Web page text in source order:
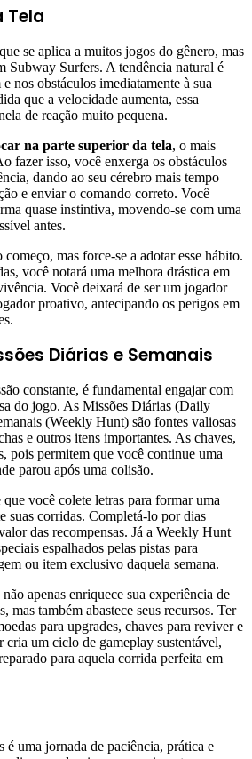
Tela
se aplica a muitos jogos do gênero, mas
Subway Surfers. A tendência natural é
nos obstáculos imediatamente à sua
que a velocidade aumenta, essa
de reação muito pequena.
na parte superior da tela, o mais
fazer isso, você enxerga os obstáculos
dando ao seu cérebro mais tempo
e enviar o comando correto. Você
quase instintiva, movendo-se com uma
antes.
mas force-se a adotar esse hábito.
você notará uma melhora drástica em
Você deixará de ser um jogador
proativo, antecipando os perigos em
Diárias e Semanais
constante, é fundamental engajar com
do jogo. As Missões Diárias (Daily
(Weekly Hunt) são fontes valiosas
e outros itens importantes. As chaves,
pois permitem que você continue uma
parou após uma colisão.
você colete letras para formar uma
suas corridas. Completá-lo por dias
das recompensas. Já a Weekly Hunt
espalhados pelas pistas para
ou item exclusivo daquela semana.
apenas enriquece sua experiência de
mas também abastece seus recursos. Ter
para upgrades, chaves para reviver e
cria um ciclo de gameplay sustentável,
para aquela corrida perfeita em
uma jornada de paciência, prática e